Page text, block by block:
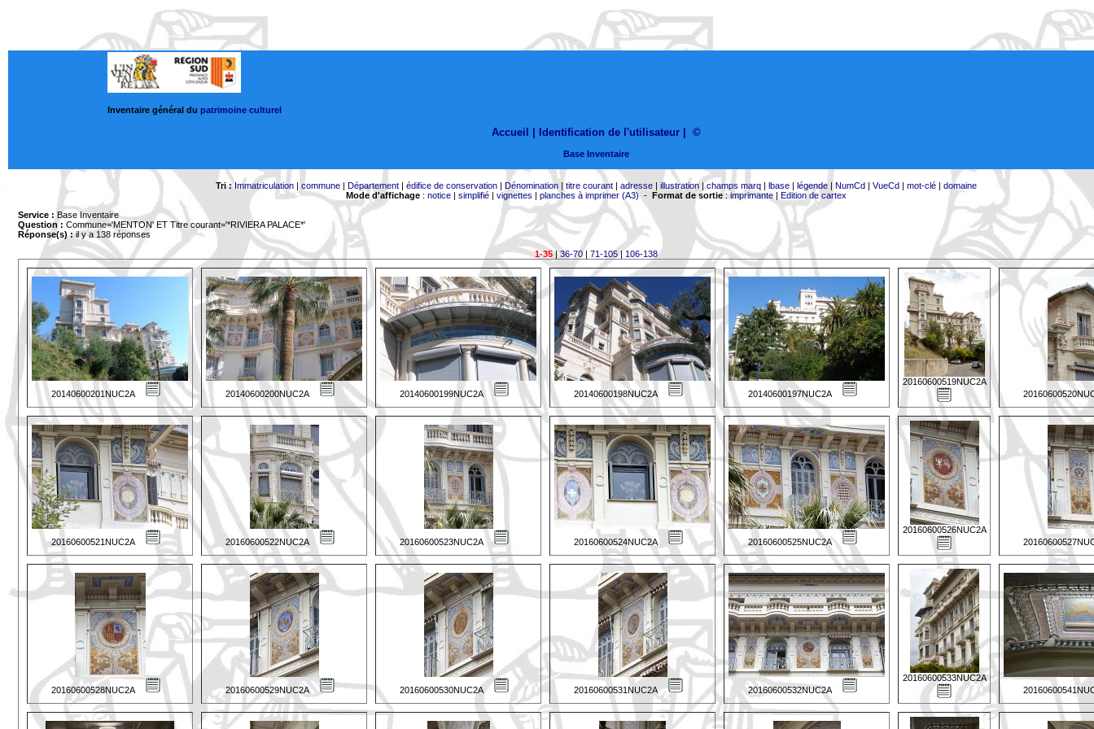
Inventaire général du patrimoine culturel
Accueil | Identification de l'utilisateur ©
Base Inventaire
Tri : Immatriculation| commune| Département| édifice de conservation| Dénomination| titre courant| adresse| illustration|champs marq| lbase| légende| NumCd| VueCd| mot-clé| domaine
Mode d'affichage: notice| simplifié| vignettes | planches à imprimer (A3)- Format de sortie:imprimante| Edition de cartex
Service : Base Inventaire
Question : Commune='MENTON' ET Titre courant='*RIVIERA PALACE*'
Réponse(s) :il y a 138 réponses
1-35|36-70| 71-105| 106-138
20140600201NUC2A 20140600200NUC2A 20140600199NUC2A 20140600198NUC2A 20140600197NUC2A
20160600519NUC2A
20160600521NUC2A 20160600522NUC2A 20160600523NUC2A 20160600524NUC2A 20160600525NUC2A
20160600526NUC2A
20160600528NUC2A 20160600529NUC2A 20160600530NUC2A 20160600531NUC2A 20160600532NUC2A
20160600533NUC2A